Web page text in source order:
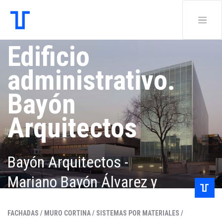
Edificio
administrativo.
Bayón
Arquitectos
Bayón Arquitectos -
Mariano Bayón Álvarez y
FACHADAS / MURO CORTINA / SISTEMAS POR MATERIALES /